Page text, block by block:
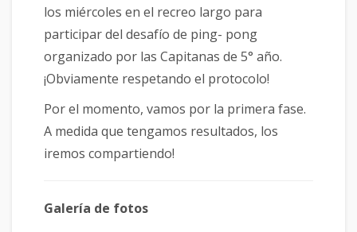
los miércoles en el recreo largo para
participar del desafío de ping- pong
organizado por las Capitanas de 5° año.
¡Obviamente respetando el protocolo!
Por el momento, vamos por la primera fase.
A medida que tengamos resultados, los
iremos compartiendo!
Galería de fotos